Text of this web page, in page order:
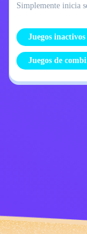
Simplemente inicia
Juegos inactivos
Juegos de